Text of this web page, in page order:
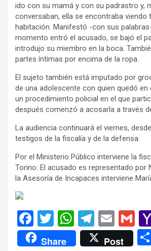
ido con su mamá y con su padrastro y,
conversaban, ella se encontraba viendo
habitación. Manifestó -con sus
momento entró el acusado, se bajó el
introdujo su miembro en la boca.
partes íntimas por encima de la ropa.
El sujeto también está imputado por
de una adolescente con quien quedó
un procedimiento policial en el que
después comenzó a acosarla a través
La audiencia continuará el viernes,
testigos de la fiscalía y de la defensa.
Por el Ministerio Público interviene la
Torino. El acusado es representado por
la Asesoría de Incapaces interviene
F
a
T
wi
W
h
T
el
E
m
G
m
Share Post